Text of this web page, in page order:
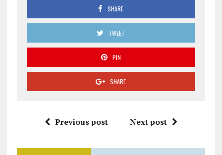
SHARE
TWEET
PIN
SHARE
Previous post Next post